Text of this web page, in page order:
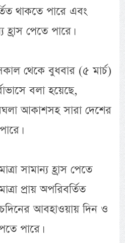
থাকতে পারে এবং
হ্রাস পেতে পারে।
থেকে বুধবার (৫ মার্চ)
বলা হয়েছে,
আকাশসহ সারা দেশের
সামান্য হ্রাস পেতে
প্রায় অপরিবর্তিত
আবহাওয়ায় দিন ও
পারে।